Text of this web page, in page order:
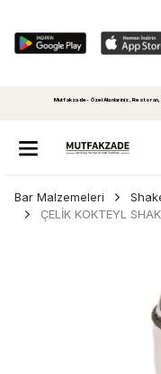
Mutfakzade - Özel Alanlariniz,
Bar Malzemeleri
ÇELİK KOKTEYL